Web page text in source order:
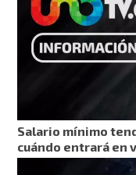
Salario mínimo
cuándo entrará en